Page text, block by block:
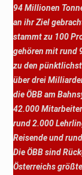
94 Millionen
an ihr Ziel
stammt zu 100
gehören mit rund
zu den
über drei
die ÖBB am
42.000
rund 2.000
Reisende und
Die ÖBB sind
Österreichs